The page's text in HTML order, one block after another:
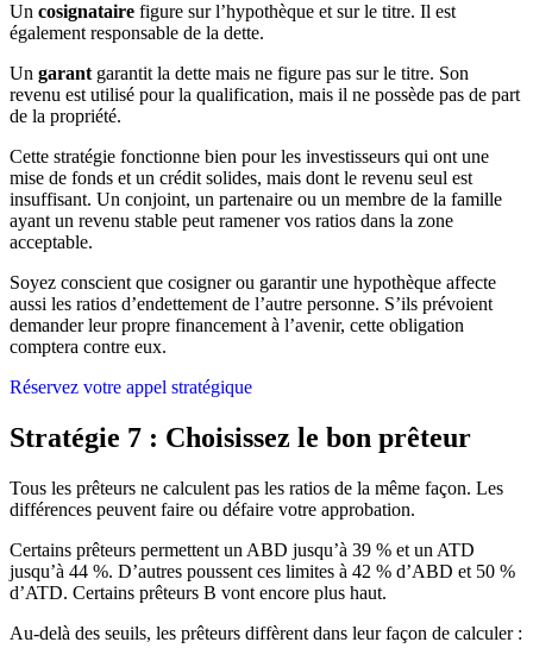
Un cosignataire figure sur l’hypothèque et sur le titre. Il est
également responsable de la dette.
Un garant garantit la dette mais ne figure pas sur le titre. Son
revenu est utilisé pour la qualification, mais il ne possède pas de part
de la propriété.
Cette stratégie fonctionne bien pour les investisseurs qui ont une
mise de fonds et un crédit solides, mais dont le revenu seul est
insuffisant. Un conjoint, un partenaire ou un membre de la famille
ayant un revenu stable peut ramener vos ratios dans la zone
acceptable.
Soyez conscient que cosigner ou garantir une hypothèque affecte
aussi les ratios d’endettement de l’autre personne. S’ils prévoient
demander leur propre financement à l’avenir, cette obligation
comptera contre eux.
Réservez votre appel stratégique
Stratégie 7 : Choisissez le bon prêteur
Tous les prêteurs ne calculent pas les ratios de la même façon. Les
différences peuvent faire ou défaire votre approbation.
Certains prêteurs permettent un ABD jusqu’à 39 % et un ATD
jusqu’à 44 %. D’autres poussent ces limites à 42 % d’ABD et 50 %
d’ATD. Certains prêteurs B vont encore plus haut.
Au-delà des seuils, les prêteurs diffèrent dans leur façon de calculer :